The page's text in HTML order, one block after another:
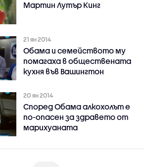
Мартин Лутър Кинг
21 ян 2014
Обама и семейството му
помагаха в обществената
кухня във Вашингтон
20 ян 2014
Според Обама алкохолът е
по-опасен за здравето от
марихуаната